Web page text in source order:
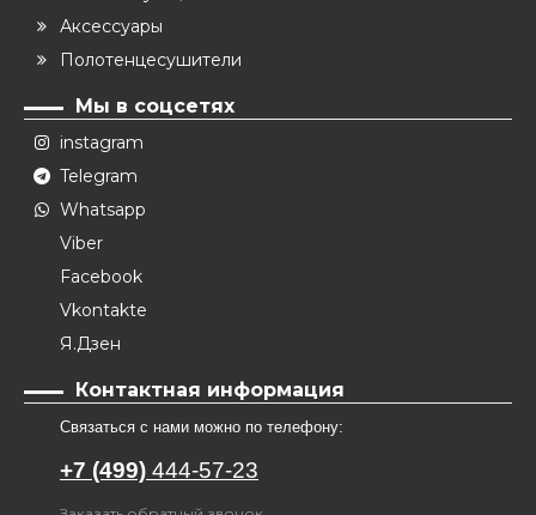
Аксессуары
Полотенцесушители
Мы в соцсетях
instagram
Telegram
Whatsapp
Viber
Facebook
Vkontakte
Я.Дзен
Контактная информация
Связаться с нами можно по телефону:
+7 (499) 444-57-23